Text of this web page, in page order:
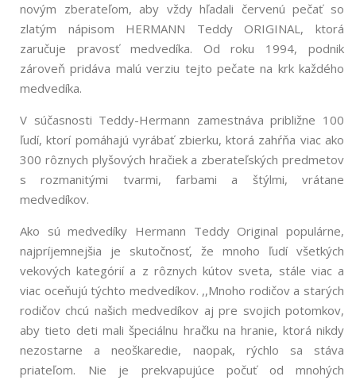
novým zberateľom, aby vždy hľadali červenú pečať so
zlatým nápisom HERMANN Teddy ORIGINAL, ktorá
zaručuje pravosť medvedíka. Od roku 1994, podnik
zároveň pridáva malú verziu tejto pečate na krk každého
medvedíka.
V súčasnosti Teddy-Hermann zamestnáva približne 100
ľudí, ktorí pomáhajú vyrábať zbierku, ktorá zahŕňa viac ako
300 rôznych plyšových hračiek a zberateľských predmetov
s rozmanitými tvarmi, farbami a štýlmi, vrátane
medvedíkov.
Ako sú medvedíky Hermann Teddy Original populárne,
najpríjemnejšia je skutočnosť, že mnoho ľudí všetkých
vekových kategórií a z rôznych kútov sveta, stále viac a
viac oceňujú týchto medvedíkov. ,,Mnoho rodičov a starých
rodičov chcú našich medvedíkov aj pre svojich potomkov,
aby tieto deti mali špeciálnu hračku na hranie, ktorá nikdy
nezostarne a neoškaredie, naopak, rýchlo sa stáva
priateľom. Nie je prekvapujúce počuť od mnohých